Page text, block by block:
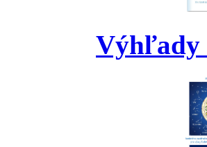
Výhľady